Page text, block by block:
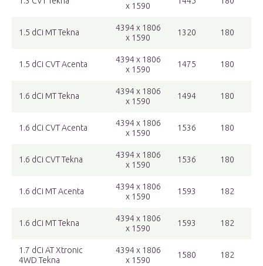
x 1590
1.5 dCi MT Tekna
4394 x 1806
x 1590
1320 180
1.5 dCi CVT Acenta
4394 x 1806
x 1590
1475 180
1.6 dCi MT Tekna
4394 x 1806
x 1590
1494 180
1.6 dCi CVT Acenta
4394 x 1806
x 1590
1536 180
1.6 dCi CVT Tekna
4394 x 1806
x 1590
1536 180
1.6 dCi MT Acenta
4394 x 1806
x 1590
1593 182
1.6 dCi MT Tekna
4394 x 1806
x 1590
1593 182
1.7 dCi AT Xtronic
4WD Tekna
4394 x 1806
x 1590
1580 182